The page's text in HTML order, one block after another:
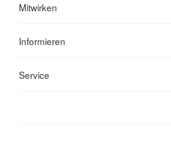
Mitwirken
Informieren
Service